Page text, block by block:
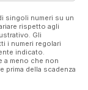
singoli numeri su un
rispetto agli
Gli
i numeri regolari
indicato.
a meno che non
prima della scadenza